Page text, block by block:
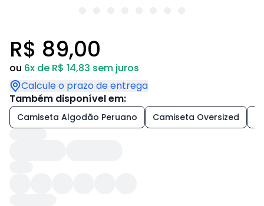
R$ 89,00
ou 6x de R$ 14,83 sem juros
Calcule o prazo de entrega
Também disponível em:
Camiseta Algodão Peruano Camiseta Oversized